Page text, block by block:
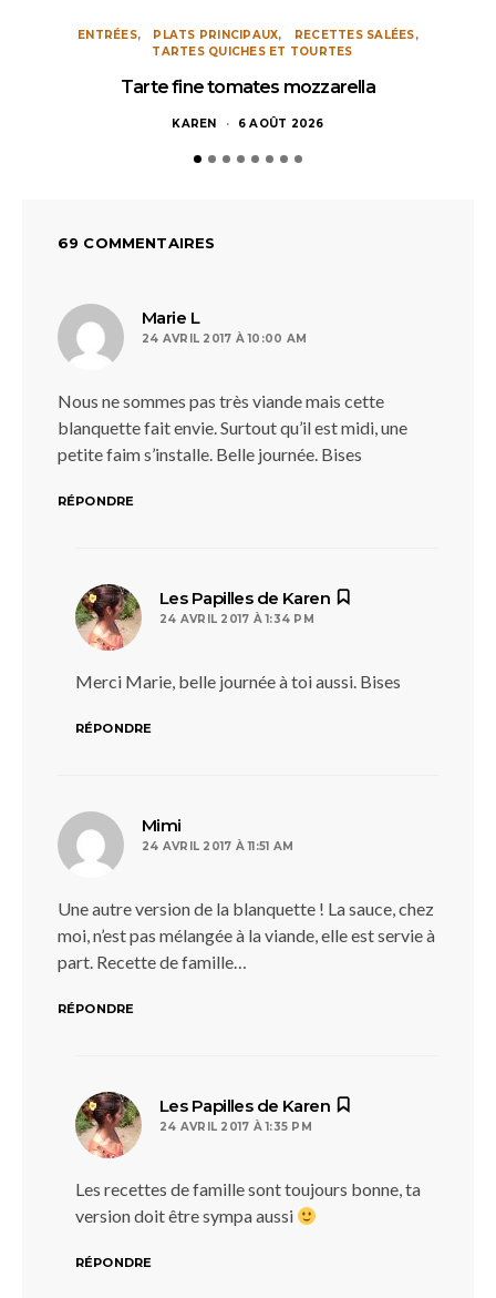
ENTRÉES PLATS PRINCIPAUX
RECETTES SALÉES
TARTES QUICHES ET TOURTES
Tarte fine tomates mozzarella
KAREN 6 AOÛT 2026
69 COMMENTAIRES
Marie Ldit :
24 AVRIL 2017 À 10:00 AM
Nous ne sommes pas très viande mais cette
blanquette fait envie. Surtout qu’il est midi, une
petite faim s’installe. Belle journée. Bises
RÉPONDRE
Les Papilles de Karen
24 AVRIL 2017 À 1:34 PM
Merci Marie, belle journée à toi aussi. Bises
RÉPONDRE
Mimi
24 AVRIL 2017 À 11:51 AM
Une autre version de la blanquette ! La sauce, chez
moi, n’est pas mélangée à la viande, elle est servie à
part. Recette de famille…
RÉPONDRE
Les Papilles de Karen
24 AVRIL 2017 À 1:35 PM
Les recettes de famille sont toujours bonne, ta
version doit être sympa aussi
RÉPONDRE